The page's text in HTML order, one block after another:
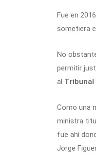
Fue en
sometiera
No
permitir
al Tribunal
Como una
ministra
fue ahí
Jorge